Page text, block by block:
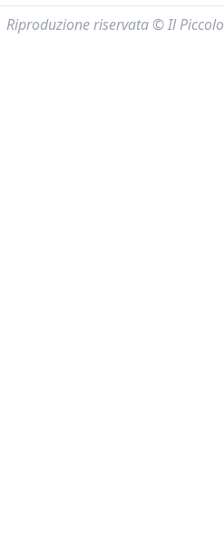
Riproduzione riservata © Il Piccolo